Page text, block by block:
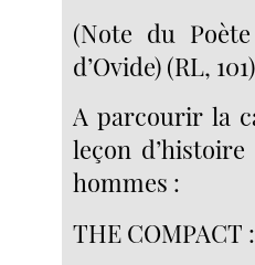
(Note du
d’Ovide) (RL, 101)
A parcourir la
leçon
hommes :
THE COMPACT